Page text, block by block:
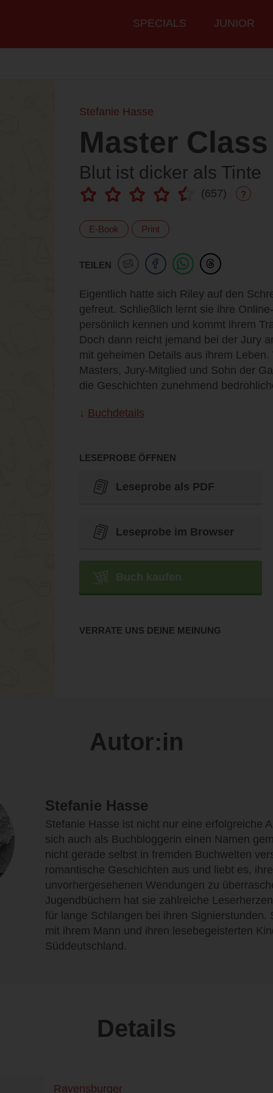
Hauptmenü
SPECIALS JUNIOR
Stefanie Hasse
Master Class
Blut ist dicker als Tinte
(657) ?
E-Book Print
TEILEN
Eigentlich hatte sich Riley auf den
gefreut. Schließlich lernt sie ihre
persönlich kennen und kommt ihrem
Doch dann reicht jemand bei der Jury
mit geheimen Details aus ihrem
Masters, Jury-Mitglied und Sohn der
die Geschichten zunehmend
Buchdetails
LESEPROBE ÖFFNEN
Leseprobe als PDF
Leseprobe im Browser
Buch kaufen
VERRATE UNS DEINE MEINUNG
Autor:in
Stefanie Hasse
Stefanie Hasse ist nicht nur eine erfolgreiche
sich auch als Buchbloggerin einen Namen
nicht gerade selbst in fremden Buchwelten
romantische Geschichten aus und liebt es,
unvorhergesehenen Wendungen zu
Jugendbüchern hat sie zahlreiche
für lange Schlangen bei ihren Signierstunden.
mit ihrem Mann und ihren lesebegeisterten
Süddeutschland.
Details
Ravensburger